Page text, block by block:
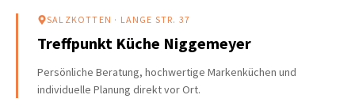
SALZKOTTEN · LANGE STR. 37
Treffpunkt Küche Niggemeyer
Persönliche Beratung, hochwertige Markenküchen und
individuelle Planung direkt vor Ort.